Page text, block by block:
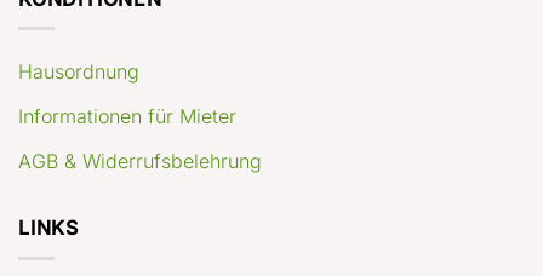
Hausordnung
Informationen für Mieter
AGB & Widerrufsbelehrung
LINKS